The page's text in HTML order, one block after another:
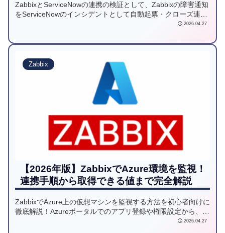
ZabbixとServiceNowの連携の検証として、Zabbixの障害通知
をServiceNowのインシデントとして自動起票・クローズ連携
2026.04.27
Zabbix
【2026年版】ZabbixでAzure環境を監視！
連携手順から取得できる値まで完全解説
ZabbixでAzure上の仮想マシンを監視する方法を初心者向けに
徹底解説！Azureポータルでのアプリ登録や権限設定から、
ZabbixのマクロにリソースIDを入力する手順まで、実際の画
2026.04.27